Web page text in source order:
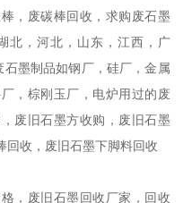
，废碳棒回收，求购废石墨
北，河北，山东，江西，广
墨制品如钢厂，硅厂，金属
，棕刚玉厂，电炉用过的废
废旧石墨方收购，废旧石墨
回收，废旧石墨下脚料回收
，废旧石墨回收厂家，回收